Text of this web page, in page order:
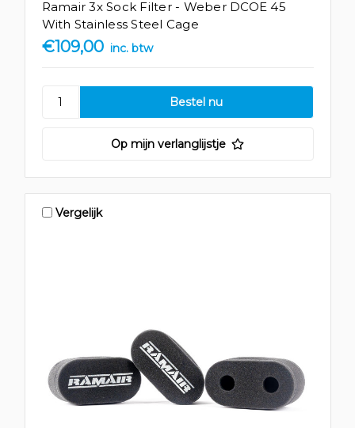
Ramair 3x Sock Filter - Weber DCOE 45
With Stainless Steel Cage
€109,00 inc. btw
Op mijn verlanglijstje
Vergelijk